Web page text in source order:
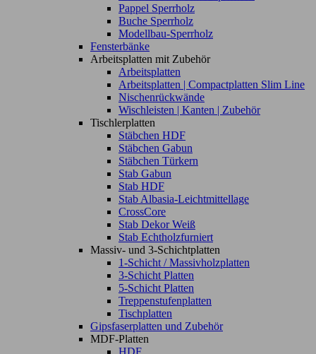
Pappel Sperrholz
Buche Sperrholz
Modellbau-Sperrholz
Fensterbänke
Arbeitsplatten mit Zubehör
Arbeitsplatten
Arbeitsplatten | Compactplatten Slim Line
Nischenrückwände
Wischleisten | Kanten | Zubehör
Tischlerplatten
Stäbchen HDF
Stäbchen Gabun
Stäbchen Türkern
Stab Gabun
Stab HDF
Stab Albasia-Leichtmittellage
CrossCore
Stab Dekor Weiß
Stab Echtholzfurniert
Massiv- und 3-Schichtplatten
1-Schicht / Massivholzplatten
3-Schicht Platten
5-Schicht Platten
Treppenstufenplatten
Tischplatten
Gipsfaserplatten und Zubehör
MDF-Platten